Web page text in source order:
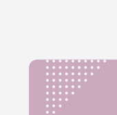
Dairy Japan抜
Dairy Japanニュ